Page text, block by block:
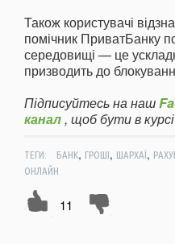
Також користувачі
помічник ПриватБанку
середовищі — це
призводить до
Підписуйтесь на наш
канал, щоб бути в
ТЕГИ: БАНК, ГРОШІ, ШАРХАЇ,
ОНЛАЙН
11